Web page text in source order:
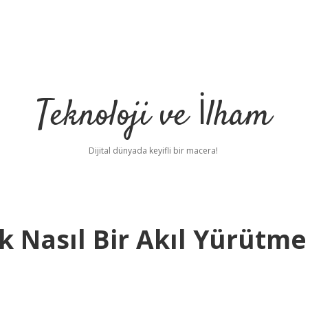
Teknoloji ve İlham
Dijital dünyada keyifli bir macera!
Nasıl Bir Akıl Yürütme